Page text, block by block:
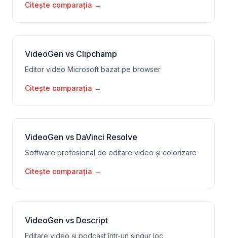
Citește comparația →
VideoGen vs Clipchamp
Editor video Microsoft bazat pe browser
Citește comparația →
VideoGen vs DaVinci Resolve
Software profesional de editare video și colorizare
Citește comparația →
VideoGen vs Descript
Editare video și podcast într-un singur loc